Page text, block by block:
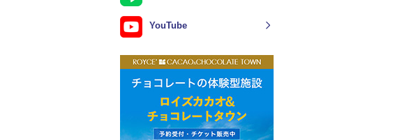
YouTube